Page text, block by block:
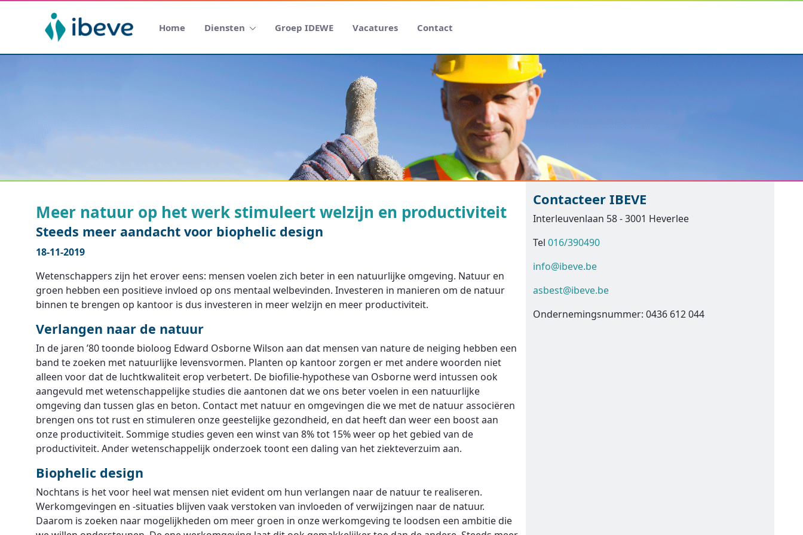
Home Diensten Groep IDEWE Vacatures Contact
Meer natuur op het werk stimuleert welzijn en productiviteit
Steeds meer aandacht voor biophelic design
18-11-2019
Wetenschappers zijn het erover eens: mensen voelen zich beter in een natuurlijke omgeving. Natuur en
groen hebben een positieve invloed op ons mentaal welbevinden. Investeren in manieren om de natuur
binnen te brengen op kantoor is dus investeren in meer welzijn en meer productiviteit.
Verlangen naar de natuur
In de jaren ’80 toonde bioloog Edward Osborne Wilson aan dat mensen van nature de neiging hebben een
band te zoeken met natuurlijke levensvormen. Planten op kantoor zorgen er met andere woorden niet
alleen voor dat de luchtkwaliteit erop verbetert. De biofilie-hypothese van Osborne werd intussen ook
aangevuld met wetenschappelijke studies die aantonen dat we ons beter voelen in een natuurlijke
omgeving dan tussen glas en beton. Contact met natuur en omgevingen die we met de natuur associëren
brengen ons tot rust en stimuleren onze geestelijke gezondheid, en dat heeft dan weer een boost aan
onze productiviteit. Sommige studies geven een winst van 8% tot 15% weer op het gebied van de
productiviteit. Ander wetenschappelijk onderzoek toont een daling van het ziekteverzuim aan.
Biophelic design
Nochtans is het voor heel wat mensen niet evident om hun verlangen naar de natuur te realiseren.
Werkomgevingen en -situaties blijven vaak verstoken van invloeden of verwijzingen naar de natuur.
Daarom is zoeken naar mogelijkheden om meer groen in onze werkomgeving te loodsen een ambitie die
Contacteer IBEVE
Interleuvenlaan 58 - 3001 Heverlee
Tel 016/390490
info@ibeve.be
asbest@ibeve.be
Ondernemingsnummer: 0436 612 044